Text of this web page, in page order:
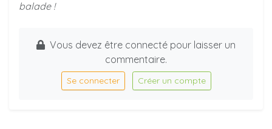
balade !
Vous devez être connecté pour laisser un
commentaire.
Se connecter Créer un compte